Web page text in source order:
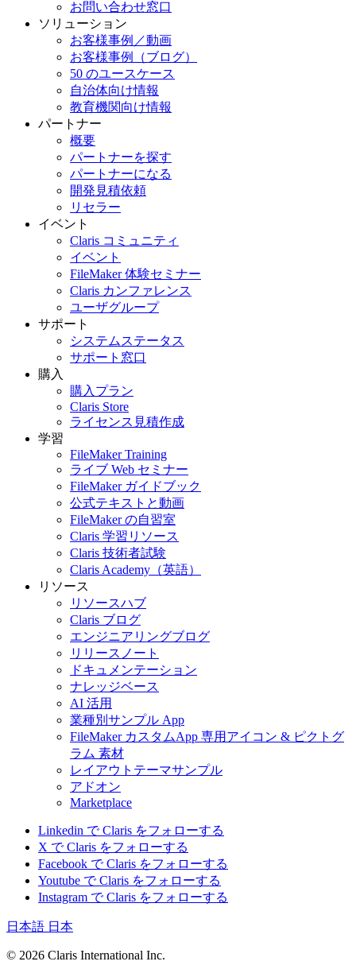
お問い合わせ窓口
ソリューション
お客様事例／動画
お客様事例（ブログ）
50 のユースケース
自治体向け情報
教育機関向け情報
パートナー
概要
パートナーを探す
パートナーになる
開発見積依頼
リセラー
イベント
Claris コミュニティ
イベント
FileMaker 体験セミナー
Claris カンファレンス
ユーザグループ
サポート
システムステータス
サポート窓口
購入
購入プラン
Claris Store
ライセンス見積作成
学習
FileMaker Training
ライブ Web セミナー
FileMaker ガイドブック
公式テキストと動画
FileMaker の自習室
Claris 学習リソース
Claris 技術者試験
Claris Academy（英語）
リソース
リソースハブ
Claris ブログ
エンジニアリングブログ
リリースノート
ドキュメンテーション
ナレッジベース
AI 活用
業種別サンプル App
FileMaker カスタムApp 専用アイコン & ピクトグ
ラム 素材
レイアウトテーマサンプル
アドオン
Marketplace
Linkedin で Claris をフォローする
X で Claris をフォローする
Facebook で Claris をフォローする
Youtube で Claris をフォローする
Instagram で Claris をフォローする
日本語 日本
© 2026 Claris International Inc.